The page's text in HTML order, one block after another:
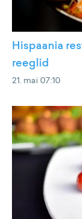
Hispaania
reeglid
21. mai 07:10